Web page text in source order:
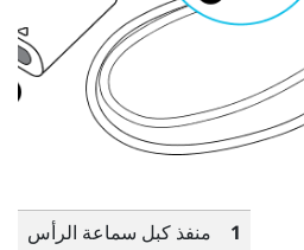
1
منفذ كبل سماعة الرأس